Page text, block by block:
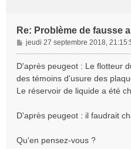
Re: Problème de fausse
M
e
s
g
jeudi 27 septembre 2018,
D'après peugeot : Le flotteur
des témoins d'usure des
Le réservoir de liquide a été
D'après peugeot : il faudrait
Qu'en pensez-vous ?